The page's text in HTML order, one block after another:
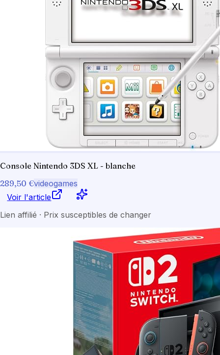
Console Nintendo 3DS XL - blanche
289,50 €videogames
Voir l'article
Lien affilié · Prix susceptibles de changer